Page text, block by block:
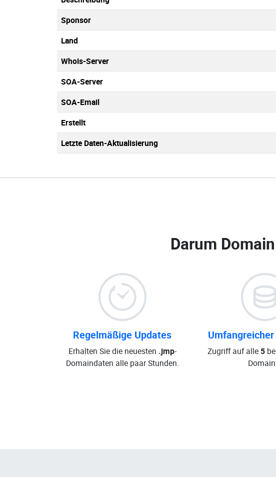
Sponsor
Land
Whois-Server
SOA-Server
SOA-Email
Erstellt
Letzte Daten-Aktualisierung
Darum
Regelmäßige Updates
Erhalten Sie die neuesten .jmp-
Domaindaten alle paar Stunden.
Zugriff auf alle 5